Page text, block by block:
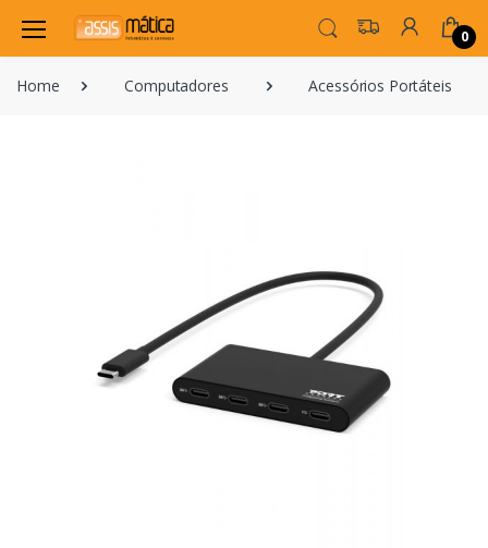
0
Home Computadores Acessórios Portáteis